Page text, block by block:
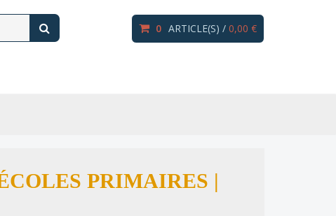
0 ARTICLE(S) / 0,00 €
PRIMAIRES |